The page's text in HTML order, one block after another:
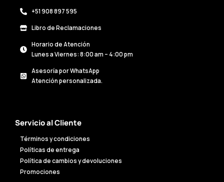
+51 908 897 595
Libro de Reclamaciones
Horario de Atención
Lunes a Viernes: 8:00 am – 4:00 pm
Asesoría por WhatsApp
Atención personalizada.
Servicio al Cliente
Términos y condiciones
Políticas de entrega
Política de cambios y devoluciones
Promociones